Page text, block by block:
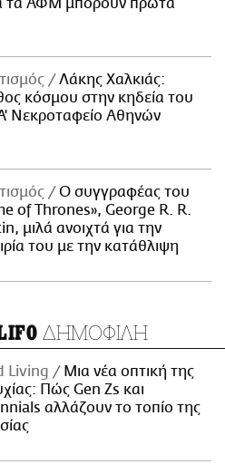
τα ΑΦΜ μπορούν πρώτα
Λάκης Χαλκιάς:
κόσμου στην κηδεία του
Νεκροταφείο Αθηνών
Ο συγγραφέας του
of Thrones», George R. R.
μιλά ανοιχτά για την
του με την κατάθλιψη
ΔΗΜΟΦΙΛΗ
Living
Μια νέα οπτική της
Πώς Gen Zs και
αλλάζουν το τοπίο της